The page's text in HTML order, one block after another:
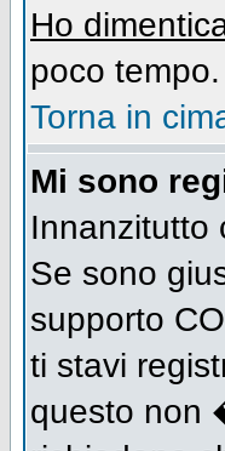
Ho
poco tempo.
Torna in
Mi sono
Innanzitutto
Se sono
supporto
ti stavi
questo non